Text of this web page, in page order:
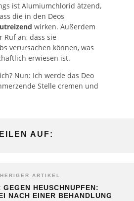
ist Alumiumchlorid ätzend,
die in den Deos
wirken. Außerdem
Ruf an, dass sie
verursachen können, was
erwiesen ist.
Nun: Ich werde das Deo
Stelle cremen und
AUF:
ARTIKEL
HEUSCHNUPFEN:
NACH EINER BEHANDLUNG